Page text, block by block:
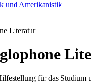
und Amerikanistik
Literatur
für das